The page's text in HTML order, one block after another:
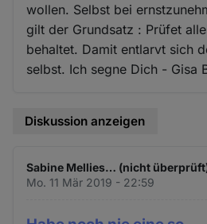
wollen. Selbst bei
gilt der Grundsatz : Prüfet
behaltet. Damit entlarvt sich
selbst. Ich segne Dich - Gisa
Diskussion anzeigen
Sabine Mellies… (nicht
Mo. 11 Mär 2019 - 22:59